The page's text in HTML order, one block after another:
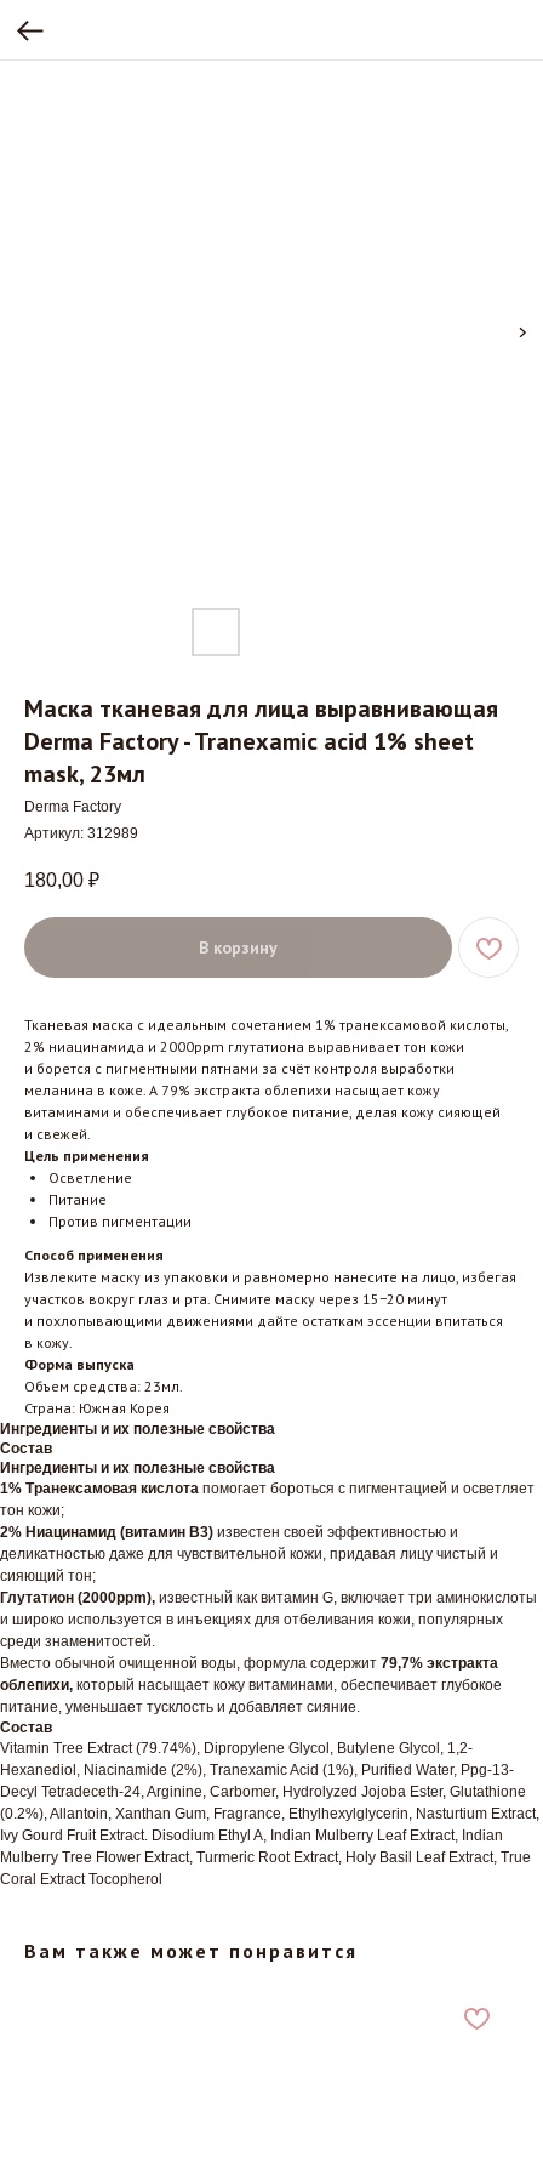
Маска тканевая для лица выравнивающая
Derma Factory - Tranexamic acid 1% sheet
mask, 23мл
Derma Factory
Артикул: 312989
180,00 ₽
В корзину
Тканевая маска с идеальным сочетанием 1% транексамовой кислоты,
2% ниацинамида и 2000ppm глутатиона выравнивает тон кожи
и борется с пигментными пятнами за счёт контроля выработки
меланина в коже. А 79% экстракта облепихи насыщает кожу
витаминами и обеспечивает глубокое питание, делая кожу сияющей
и свежей.
Цель применения
Осветление
Питание
Против пигментации
Способ применения
Извлеките маску из упаковки и равномерно нанесите на лицо, избегая
участков вокруг глаз и рта. Снимите маску через 15−20 минут
и похлопывающими движениями дайте остаткам эссенции впитаться
в кожу.
Форма выпуска
Объем средства: 23мл.
Страна: Южная Корея
Ингредиенты и их полезные свойства
Состав
Ингредиенты и их полезные свойства
1% Транексамовая кислота помогает бороться с пигментацией и осветляет
тон кожи;
2% Ниацинамид (витамин B3) известен своей эффективностью и
деликатностью даже для чувствительной кожи, придавая лицу чистый и
сияющий тон;
Глутатион (2000ppm), известный как витамин G, включает три аминокислоты
и широко используется в инъекциях для отбеливания кожи, популярных
среди знаменитостей.
Вместо обычной очищенной воды, формула содержит 79,7% экстракта
облепихи, который насыщает кожу витаминами, обеспечивает глубокое
питание, уменьшает тусклость и добавляет сияние.
Состав
Vitamin Tree Extract (79.74%), Dipropylene Glycol, Butylene Glycol, 1,2-
Hexanediol, Niacinamide (2%), Tranexamic Acid (1%), Purified Water, Ppg-13-
Decyl Tetradeceth-24, Arginine, Carbomer, Hydrolyzed Jojoba Ester, Glutathione
(0.2%), Allantoin, Xanthan Gum, Fragrance, Ethylhexylglycerin, Nasturtium Extract,
Ivy Gourd Fruit Extract. Disodium Ethyl A, Indian Mulberry Leaf Extract, Indian
Mulberry Tree Flower Extract, Turmeric Root Extract, Holy Basil Leaf Extract, True
Coral Extract Tocopherol
Вам также может понравится